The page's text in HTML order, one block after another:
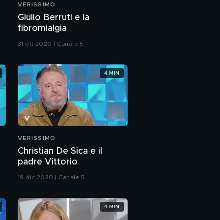
Tina
Francesco Sarcina: "ho
fatto uso di droghe"
Francesco Sarcina e
Novello: l'intervista
integrale
VERISSIMO
Giulio Berruti e la
fibromialgia
31 ott 2020 | Canale 5
VERISSIMO
Christian De Sica e il
padre Vittorio
19 dic 2020 | Canale 5
4 MIN
4 MIN